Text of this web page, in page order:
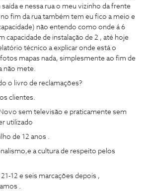
e nessa rua o meu vizinho da frente
fim da rua também tem eu fico a meio e
não entendo como onde á 6
capacidade de instalação de 2 , até hoje
técnico a explicar onde está o
mapas nada, simplesmente ao fim de
não mete.
o livro de reclamações?
clientes.
sem televisão e praticamente sem
utilizado
de 12 anos .
a cultura de respeito pelos
12 e seis marcações depois ,
.